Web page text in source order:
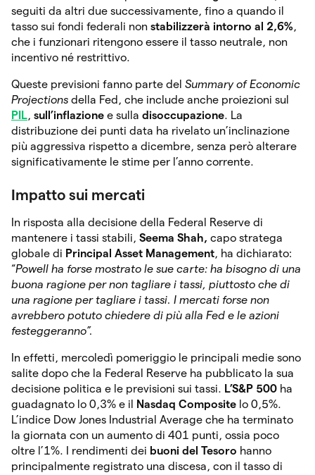
seguiti da altri due successivamente, fino a quando il
tasso sui fondi federali non stabilizzerà intorno al 2,6%,
che i funzionari ritengono essere il tasso neutrale, non
incentivo né restrittivo.
Queste previsioni fanno parte del Summary of Economic
Projections della Fed, che include anche proiezioni sul
PIL, sull’inflazione e sulla disoccupazione. La
distribuzione dei punti data ha rivelato un’inclinazione
più aggressiva rispetto a dicembre, senza però alterare
significativamente le stime per l’anno corrente.
Impatto sui mercati
In risposta alla decisione della Federal Reserve di
mantenere i tassi stabili, Seema Shah, capo stratega
globale di Principal Asset Management, ha dichiarato:
“Powell ha forse mostrato le sue carte: ha bisogno di una
buona ragione per non tagliare i tassi, piuttosto che di
una ragione per tagliare i tassi. I mercati forse non
avrebbero potuto chiedere di più alla Fed e le azioni
festeggeranno”.
In effetti, mercoledì pomeriggio le principali medie sono
salite dopo che la Federal Reserve ha pubblicato la sua
decisione politica e le previsioni sui tassi. L’S&P 500 ha
guadagnato lo 0,3% e il
Nasdaq Composite lo 0,5%.
L’indice Dow Jones Industrial Average che ha terminato
la giornata con un aumento di 401 punti, ossia poco
oltre l’1%. I rendimenti dei buoni del Tesoro hanno
principalmente registrato una discesa, con il tasso di